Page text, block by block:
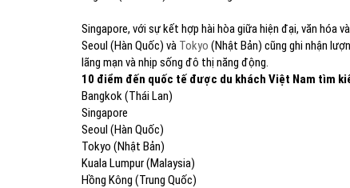
Singapore, với sự kết hợp hài hòa giữa hiện đại, văn hóa
Seoul (Hàn Quốc) và Tokyo (Nhật Bản) cũng ghi nhận
lãng mạn và nhịp sống đô thị năng động.
10 điểm đến quốc tế được du khách Việt Nam tìm
Bangkok (Thái Lan)
Singapore
Seoul (Hàn Quốc)
Tokyo (Nhật Bản)
Kuala Lumpur (Malaysia)
Hồng Kông (Trung Quốc)